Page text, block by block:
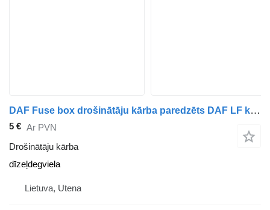
DAF Fuse box drošinātāju kārba paredzēts DAF LF kravas automašīnas
5 € Ar PVN
Drošinātāju kārba
dīzeļdegviela
Lietuva, Utena